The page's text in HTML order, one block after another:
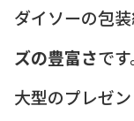
ダイソーの包
ズの豊富さです
大型のプレゼ